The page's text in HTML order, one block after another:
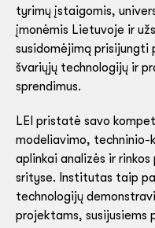
tyrimų įstaigomis,
įmonėmis Lietuvoje ir
susidomėjimą prisijungti
švariųjų technologijų ir
sprendimus.
LEI pristatė savo
modeliavimo, techninio-
aplinkai analizės ir
srityse. Institutas taip
technologijų
projektams, susijusiems